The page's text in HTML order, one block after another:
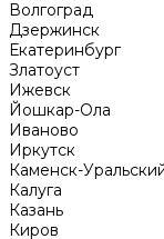
Волгоград
Дзержинск
Екатеринбург
Златоуст
Ижевск
Йошкар-Ола
Иваново
Иркутск
Каменск-
Калуга
Казань
Киров